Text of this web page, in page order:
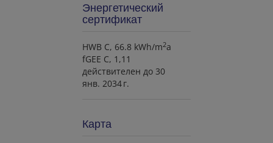
Энергетический
сертификат
HWB C, 66.8 kWh/m2a
fGEE C, 1,11
действителен до 30
янв. 2034 г.
Карта